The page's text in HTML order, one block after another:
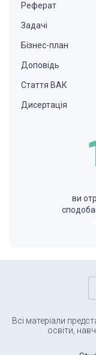
Реферат
Задачі
Бізнес-план
Доповідь
Стаття ВАК
Дисертація
ви
Всі матеріали
освіти,